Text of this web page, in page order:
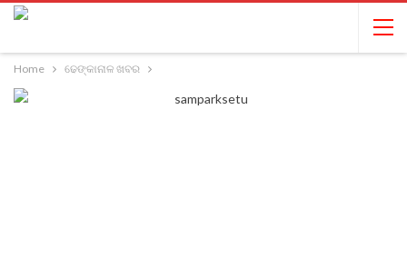
Home ଢେଙ୍କାନାଳ ଖବର